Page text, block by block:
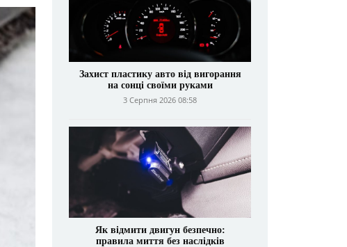
Захист пластику авто від вигорання
на сонці своїми руками
3 Серпня 2026 08:58
Як відмити двигун безпечно:
правила миття без наслідків